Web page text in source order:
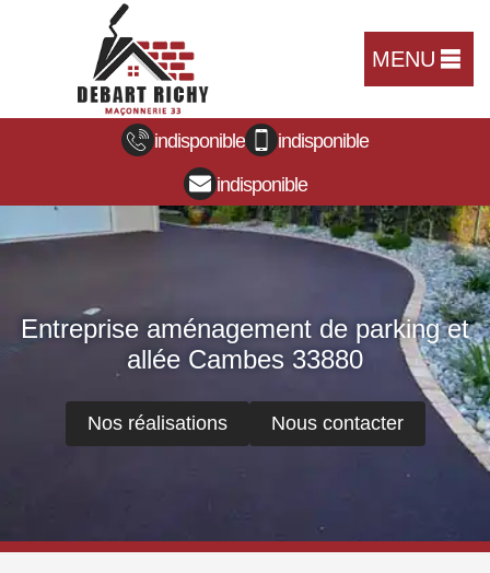
MENU
indisponible
indisponible
indisponible
Entreprise aménagement de parking et
allée Cambes 33880
Nos réalisations Nous contacter